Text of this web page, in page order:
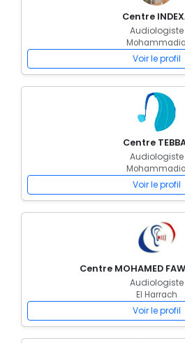
Centre
Audiologiste
Mohammadia
Voir le profil
Centre
Audiologiste
Mohammadia
Voir le profil
Centre MOHAMED
Audiologiste
El Harrach
Voir le profil